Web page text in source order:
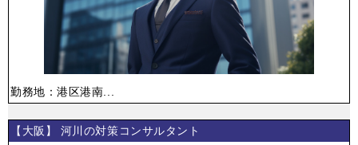
勤務地：港区港南...
【大阪】 河川の対策コンサルタント